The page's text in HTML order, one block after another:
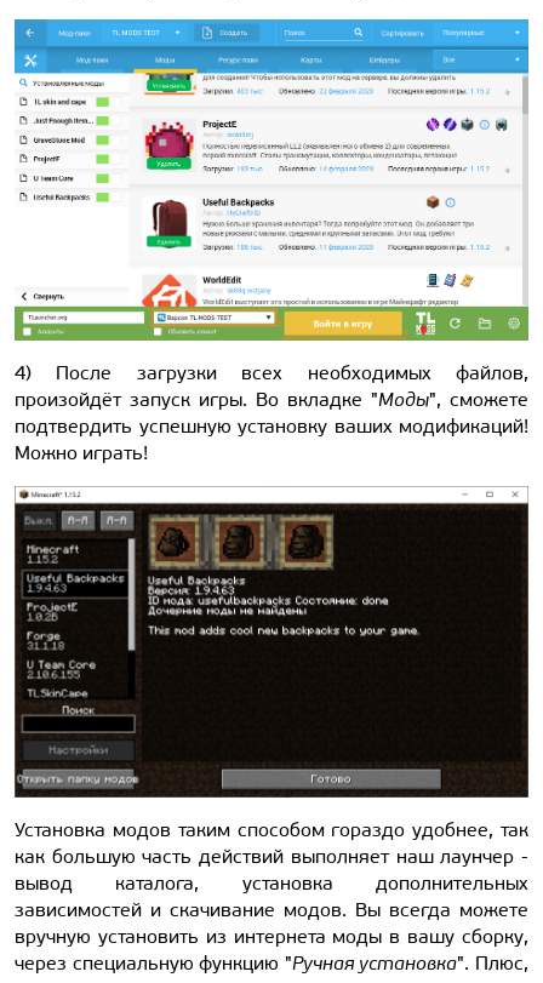
4) После загрузки всех необходимых файлов,
произойдёт запуск игры. Во вкладке "Моды", сможете
подтвердить успешную установку ваших модификаций!
Можно играть!
Установка модов таким способом гораздо удобнее, так
как большую часть действий выполняет наш лаунчер -
вывод каталога, установка дополнительных
зависимостей и скачивание модов. Вы всегда можете
вручную установить из интернета моды в вашу сборку,
через специальную функцию "Ручная установка". Плюс,